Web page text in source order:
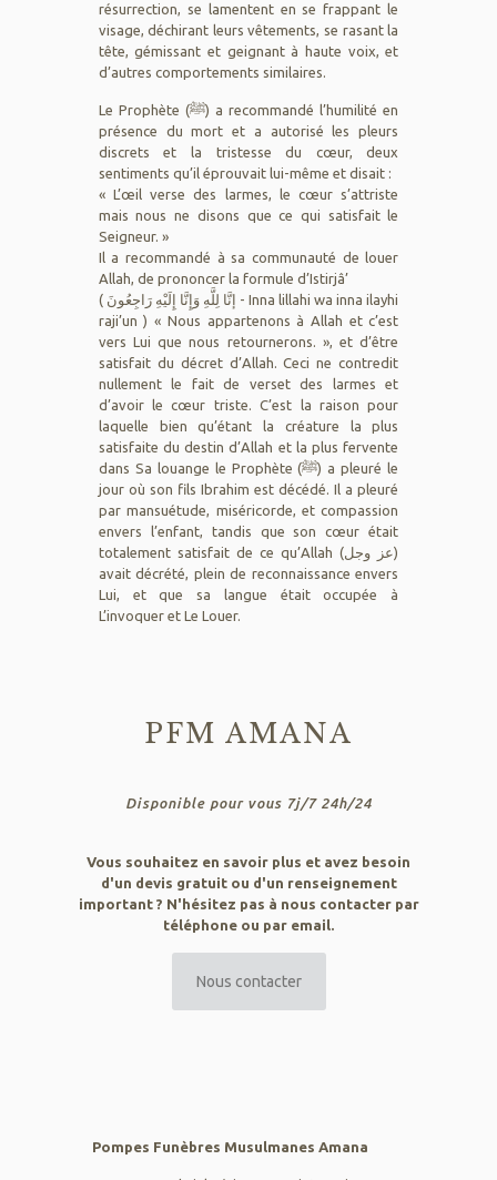
résurrection, se lamentent en se frappant le
visage, déchirant leurs vêtements, se rasant la
tête, gémissant et geignant à haute voix, et
d’autres comportements similaires.
Le Prophète (ﷺ) a recommandé l’humilité en
présence du mort et a autorisé les pleurs
discrets et la tristesse du cœur, deux
sentiments qu’il éprouvait lui-même et disait :
« L’œil verse des larmes, le cœur s’attriste
mais nous ne disons que ce qui satisfait le
Seigneur. »
Il a recommandé à sa communauté de louer
Allah, de prononcer la formule d’Istirjâ’
( إنَّا لِلَّهِ وَإِنَّا إِلَيْهِ رَاجِعُونَ - Inna lillahi wa inna ilayhi
raji’un ) « Nous appartenons à Allah et c’est
vers Lui que nous retournerons. », et d’être
satisfait du décret d’Allah. Ceci ne contredit
nullement le fait de verset des larmes et
d’avoir le cœur triste. C’est la raison pour
laquelle bien qu’étant la créature la plus
satisfaite du destin d’Allah et la plus fervente
dans Sa louange le Prophète (ﷺ) a pleuré le
jour où son fils Ibrahim est décédé. Il a pleuré
par mansuétude, miséricorde, et compassion
envers l’enfant, tandis que son cœur était
totalement satisfait de ce qu’Allah (عز وجل)
avait décrété, plein de reconnaissance envers
Lui, et que sa langue était occupée à
L’invoquer et Le Louer.
PFM AMANA
Disponible pour vous 7j/7 24h/24
Vous souhaitez en savoir plus et avez besoin
d'un devis gratuit ou d'un renseignement
important ? N'hésitez pas à nous contacter par
téléphone ou par email.
Nous contacter
Pompes Funèbres Musulmanes Amana